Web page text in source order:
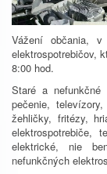
Vážení občania,
elektrospotrebičov,
8:00 hod.
Staré a nefunkčné
pečenie,
žehličky, fritézy,
elektrospotrebiče,
elektrické, nie
nefunkčných